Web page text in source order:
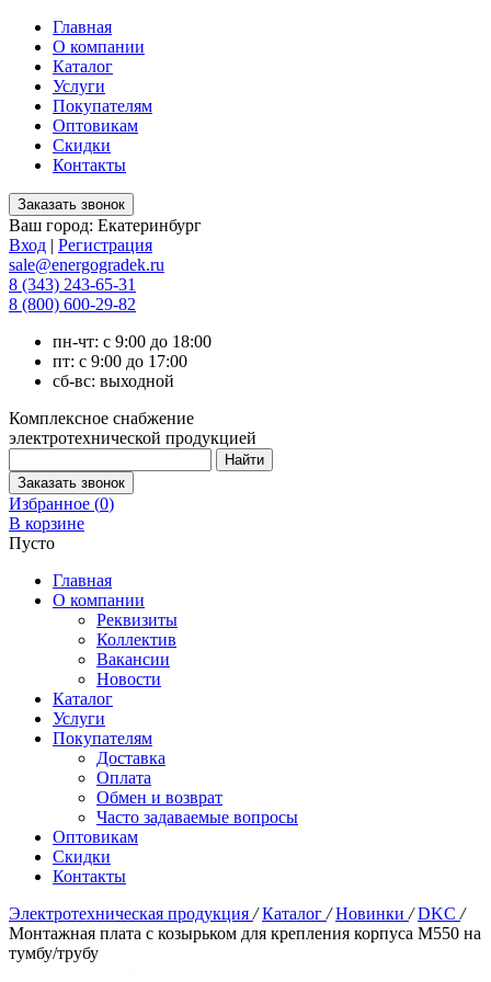
Главная
О компании
Каталог
Услуги
Покупателям
Оптовикам
Скидки
Контакты
Ваш город: Екатеринбург
Вход | Регистрация
sale@energogradek.ru
8 (343) 243-65-31
8 (800) 600-29-82
пн-чт: с 9:00 до 18:00
пт: с 9:00 до 17:00
сб-вс: выходной
Комплексное снабжение
электротехнической продукцией
Избранное (0)
В корзине
Пусто
Главная
О компании
Реквизиты
Коллектив
Вакансии
Новости
Каталог
Услуги
Покупателям
Доставка
Оплата
Обмен и возврат
Часто задаваемые вопросы
Оптовикам
Скидки
Контакты
Электротехническая продукция / Каталог / Новинки / DKC /
Монтажная плата с козырьком для крепления корпуса M550 на
тумбу/трубу